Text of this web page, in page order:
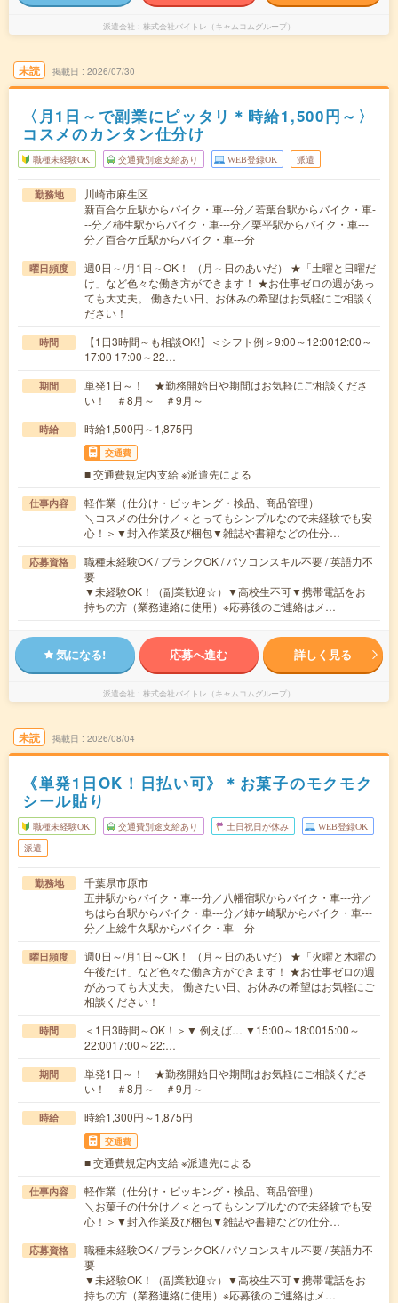
派遣会社 株式会社バイトレ（キャムコムグループ）
未読 掲載日 2026/07/30
〈月1日～で副業にピッタリ＊時給1,500円～〉
コスメのカンタン仕分け
職種未経験OK 交通費別途支給あり WEB登録OK 派遣
勤務地
川崎市麻生区
新百合ケ丘駅からバイク・車---分／若葉台駅からバイク・車-
--分／柿生駅からバイク・車---分／栗平駅からバイク・車---
分／百合ケ丘駅からバイク・車---分
曜日頻度
週0日～/月1日～OK！ （月～日のあいだ） ★「土曜と日曜だ
け」など色々な働き方ができます！ ★お仕事ゼロの週があっ
ても大丈夫。 働きたい日、お休みの希望はお気軽にご相談く
ださい！
時間
【1日3時間～も相談OK!】＜シフト例＞9:00～12:0012:00～
17:00 17:00～22…
期間
単発1日～！ ★勤務開始日や期間はお気軽にご相談くださ
い！ ＃8月～ ＃9月～
時給 時給1,500円～1,875円
交通費
■ 交通費規定内支給 ※派遣先による
仕事内容
軽作業（仕分け・ピッキング・検品、商品管理）
＼コスメの仕分け／＜とってもシンプルなので未経験でも安
心！＞▼封入作業及び梱包▼雑誌や書籍などの仕分…
応募資格
職種未経験OK / ブランクOK / パソコンスキル不要 / 英語力不
要
▼未経験OK！（副業歓迎☆）▼高校生不可▼携帯電話をお
持ちの方（業務連絡に使用）※応募後のご連絡はメ…
気になる! 応募へ進む 詳しく見る
派遣会社 株式会社バイトレ（キャムコムグループ）
未読 掲載日 2026/08/04
《単発1日OK！日払い可》＊お菓子のモクモク
シール貼り
職種未経験OK 交通費別途支給あり 土日祝日が休み WEB登録OK
派遣
勤務地
千葉県市原市
五井駅からバイク・車---分／八幡宿駅からバイク・車---分／
ちはら台駅からバイク・車---分／姉ケ崎駅からバイク・車---
分／上総牛久駅からバイク・車---分
曜日頻度
週0日～/月1日～OK！ （月～日のあいだ） ★「火曜と木曜の
午後だけ」など色々な働き方ができます！ ★お仕事ゼロの週
があっても大丈夫。 働きたい日、お休みの希望はお気軽にご
相談ください！
時間
＜1日3時間～OK！＞▼ 例えば… ▼15:00～18:0015:00～
22:0017:00～22:…
期間
単発1日～！ ★勤務開始日や期間はお気軽にご相談くださ
い！ ＃8月～ ＃9月～
時給 時給1,300円～1,875円
交通費
■ 交通費規定内支給 ※派遣先による
仕事内容
軽作業（仕分け・ピッキング・検品、商品管理）
＼お菓子の仕分け／＜とってもシンプルなので未経験でも安
心！＞▼封入作業及び梱包▼雑誌や書籍などの仕分…
応募資格
職種未経験OK / ブランクOK / パソコンスキル不要 / 英語力不
要
▼未経験OK！（副業歓迎☆）▼高校生不可▼携帯電話をお
持ちの方（業務連絡に使用）※応募後のご連絡はメ…